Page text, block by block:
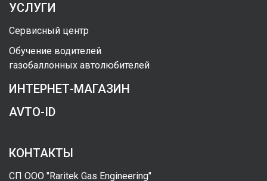
УСЛУГИ
Сервисный центр
Обучение водителей
газобаллонных автолюбителей
ИНТЕРНЕТ-МАГАЗИН
AVTO-ID
КОНТАКТЫ
СП ООО "Raritek Gas Engineering"